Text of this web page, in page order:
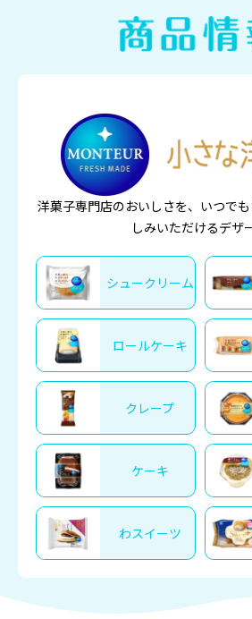
洋菓子専門店のおいしさを、いつで
しみいただけるデザ
シュークリーム
ロールケーキ
クレープ
ケーキ
わスイーツ